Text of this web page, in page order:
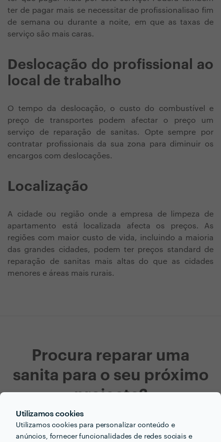
Utilizamos cookies
Utilizamos cookies para personalizar conteúdo e
anúncios, fornecer funcionalidades de redes sociais e
ter de pagar mais se necessitar de profissionalisao fim
de semana ou durante a noite, em que as taxas de
serviço são mais caras.
Deslocação do profissional ao
local de trabalho
O tempo da deslocação, o custo do combustível e
preço de transportes podem afectar o preço um
serviço de reparação de sanitas. Opte sempre por
contratar profissionais da sua zona para diminuir os
encargos com deslocações.
Localização
A cidade ou região onde a empresa de limpeza de
apartamento está localizada afecta os preços. As
regiões com maior custo de vida, incluindo a maioria
das grandes cidades, podem ter preços standard de
reparação de sanitas mais altas do que as cidades
menores e áreas mais rurais.
Procura reparar uma
sanita para o seu próximo
projecto?
Agora que tem uma ideia dos preços vamos encontar
o profissional certo para si!